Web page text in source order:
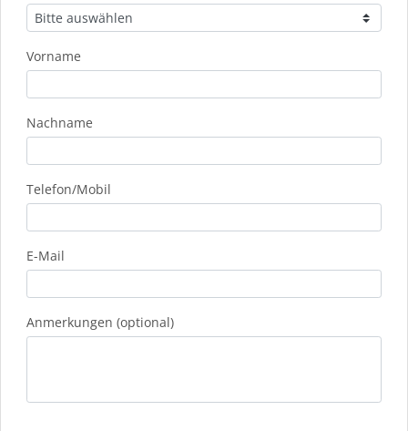
Vorname
Nachname
Telefon/Mobil
E-Mail
Anmerkungen (optional)